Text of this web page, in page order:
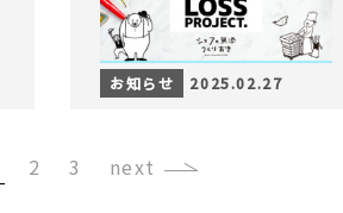
お知らせ 2025.02.27
2 3 ›